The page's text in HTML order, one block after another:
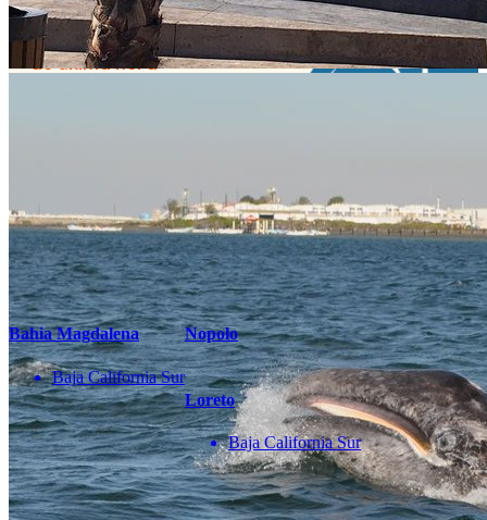
Compártenos tu correo
Te enviaremos mensajes con
información y ofertas
de última hora
Enviar
También te pueden interesar
Bahia Magdalena
Baja California Sur
Nopolo
Loreto
Baja California Sur